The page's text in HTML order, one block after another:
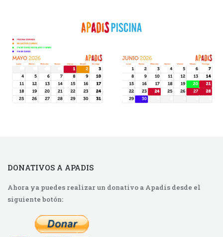
DONATIVOS A APADIS
Ahora ya puedes realizar un donativo a Apadis desde el
siguiente botón: